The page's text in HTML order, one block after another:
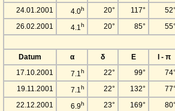
24.01.2001
4.0h 20° 117°
26.02.2001
4.1h 20° 85°
Datum α δ E
l - π
17.10.2001
7.1h 22° 99°
19.11.2001
7.1h 22° 132°
22.12.2001
6.9h 23° 169°